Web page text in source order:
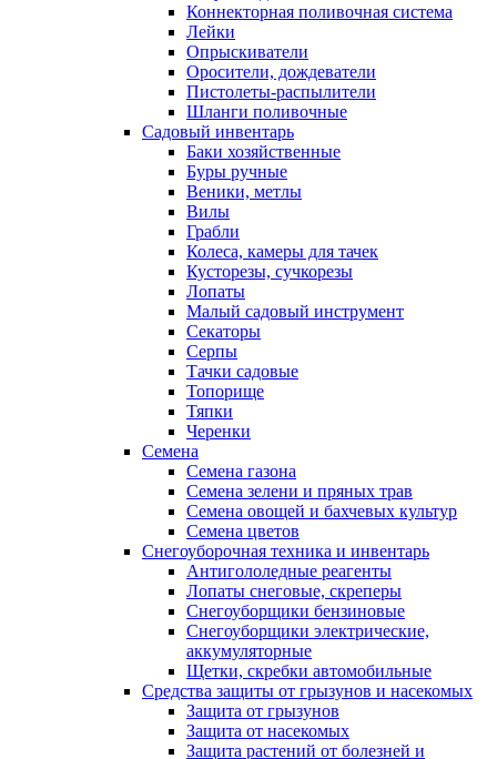
Коннекторная поливочная система
Лейки
Опрыскиватели
Оросители, дождеватели
Пистолеты-распылители
Шланги поливочные
Садовый инвентарь
Баки хозяйственные
Буры ручные
Веники, метлы
Вилы
Грабли
Колеса, камеры для тачек
Кусторезы, сучкорезы
Лопаты
Малый садовый инструмент
Секаторы
Серпы
Тачки садовые
Топорище
Тяпки
Черенки
Семена
Семена газона
Семена зелени и пряных трав
Семена овощей и бахчевых культур
Семена цветов
Снегоуборочная техника и инвентарь
Антигололедные реагенты
Лопаты снеговые, скреперы
Снегоуборщики бензиновые
Снегоуборщики электрические,
аккумуляторные
Щетки, скребки автомобильные
Средства защиты от грызунов и насекомых
Защита от грызунов
Защита от насекомых
Защита растений от болезней и